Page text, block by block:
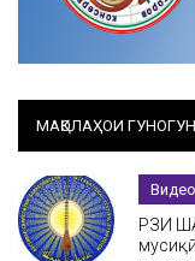
МАҚОЛАҲОИ ГУНОГУН
Видео
РӮЗИ